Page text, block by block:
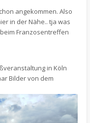
angekommen. Also
in der Nähe.. tja was
Franzosentreffen
in Köln
Bilder von dem